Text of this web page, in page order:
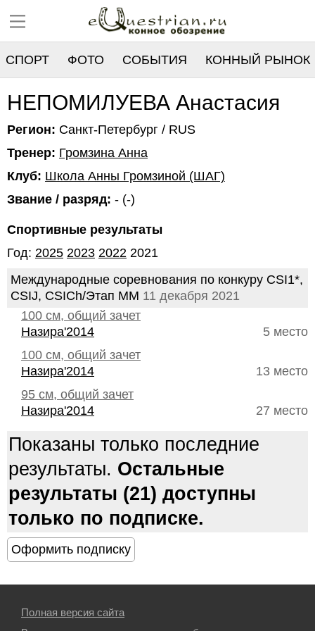
СПОРТ ФОТО СОБЫТИЯ КОННЫЙ РЫНОК
РЕЕСТР
НЕПОМИЛУЕВА Анастасия
Регион: Санкт-Петербург / RUS
Тренер: Громзина Анна
Клуб: Школа Анны Громзиной (ШАГ)
Звание / разряд: - (-)
Спортивные результаты
Год: 2025 2023 2022 2021
Международные соревнования по конкуру CSI1*,
CSIJ, CSIСh/Этап ММ 11 декабря 2021
100 см, общий зачет
5 место
Назира'2014
100 см, общий зачет
13 место
Назира'2014
95 см, общий зачет
27 место
Назира'2014
Показаны только последние
результаты. Остальные
результаты (21) доступны
только по подписке.
Полная версия сайта